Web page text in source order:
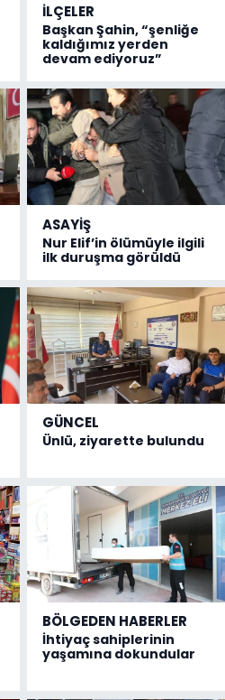
İLÇELER
Başkan Şahin, “şenliğe
kaldığımız yerden
devam ediyoruz”
ASAYİŞ
Nur Elif’in ölümüyle ilgili
ilk duruşma görüldü
GÜNCEL
Ünlü, ziyarette bulundu
BÖLGEDEN HABERLER
İhtiyaç sahiplerinin
yaşamına dokundular